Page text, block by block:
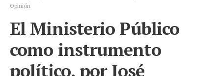
Opinión
El Ministerio Público
como instrumento
político, por José